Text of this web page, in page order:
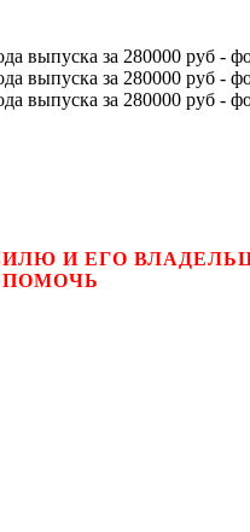
И ЕГО
ПОМОЧЬ